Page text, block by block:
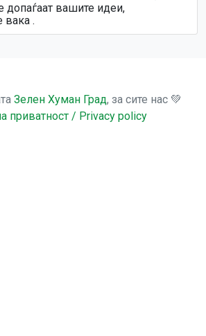
допаѓаат вашите идеи,
вака .
Зелен Хуман Град, за сите нас 💚
приватност / Privacy policy